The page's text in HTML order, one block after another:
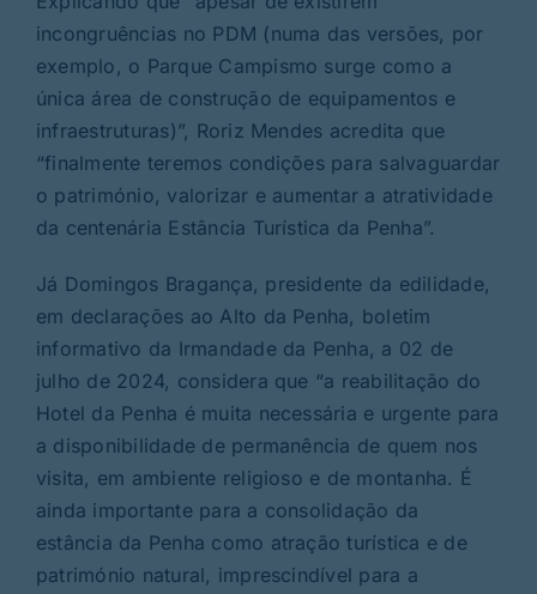
incongruências no PDM (numa das versões, por
exemplo, o Parque Campismo surge como a
única área de construção de equipamentos e
infraestruturas)”, Roriz Mendes acredita que
“finalmente teremos condições para salvaguardar
o património, valorizar e aumentar a atratividade
da centenária Estância Turística da Penha”.
Já Domingos Bragança, presidente da edilidade,
em declarações ao Alto da Penha, boletim
informativo da Irmandade da Penha, a 02 de
julho de 2024, considera que “a reabilitação do
Hotel da Penha é muita necessária e urgente para
a disponibilidade de permanência de quem nos
visita, em ambiente religioso e de montanha. É
ainda importante para a consolidação da
estância da Penha como atração turística e de
património natural, imprescindível para a